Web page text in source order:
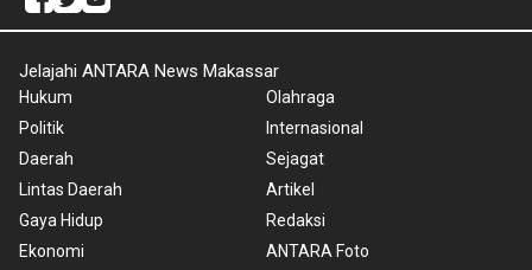
Jelajahi ANTARA News Makassar
Hukum
Politik
Daerah
Lintas Daerah
Gaya Hidup
Ekonomi
Olahraga
Internasional
Sejagat
Artikel
Redaksi
ANTARA Foto